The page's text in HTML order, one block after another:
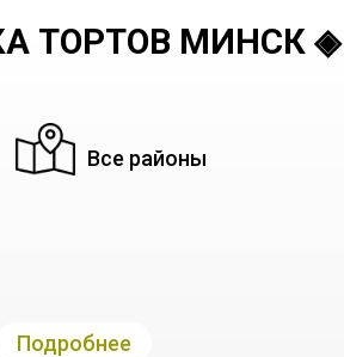
ТОРТОВ МИНСК ◈
Все районы
Подробнее